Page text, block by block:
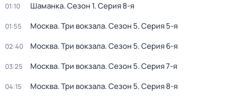
01:10 Шаманка. Сезон 1. Серия 8-я
01:55 Москва. Три вокзала. Сезон 5. Серия 5-я
02:40 Москва. Три вокзала. Сезон 5. Серия 6-я
03:25 Москва. Три вокзала. Сезон 5. Серия 7-я
04:15 Москва. Три вокзала. Сезон 5. Серия 8-я